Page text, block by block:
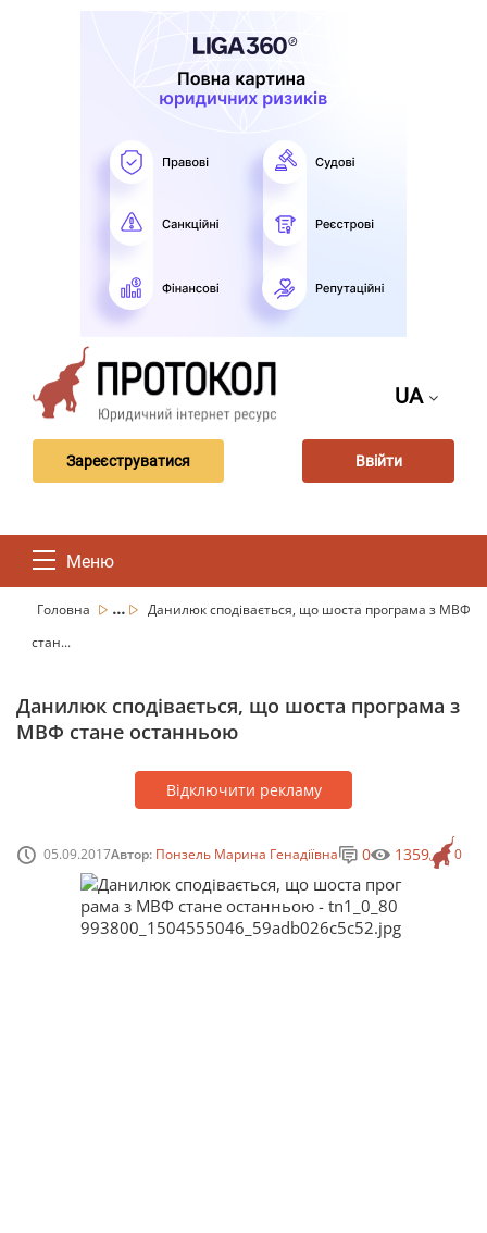
UA
Зареєструватися Ввійти
Меню
Головна ...
Данилюк сподівається, що шоста програма з МВФ
стан...
Данилюк сподівається, що шоста програма з
МВФ стане останньою
Відключити рекламу
05.09.2017Автор: Понзель Марина Генадіївна 0
0 1359